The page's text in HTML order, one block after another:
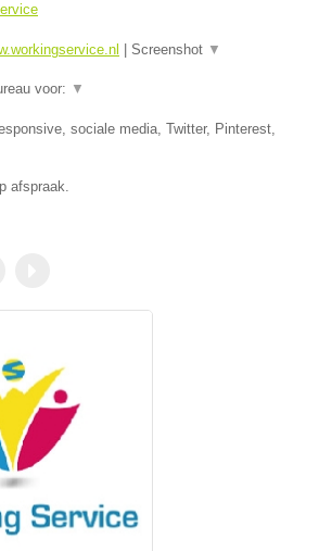
Screenshot ▼
voor: ▼
sociale media, Twitter, Pinterest,
afspraak.